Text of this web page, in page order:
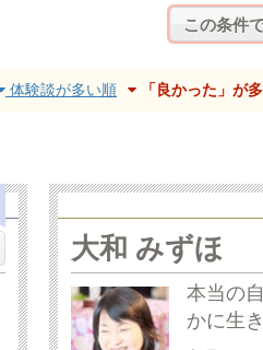
体験談が多い順 「良かった」が
大和 みずほ
本当の
かに生